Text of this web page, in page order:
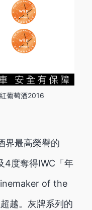
葡萄酒2016
界最高榮譽的
度奪得IWC「年
of the
越。灰牌系列的